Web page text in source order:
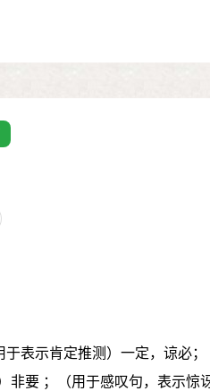
表示肯定推测）一定，谅必
非要 ；（用于感叹句，表示惊